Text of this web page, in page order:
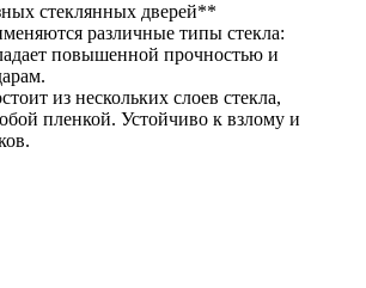
стеклянных дверей**
различные типы стекла:
повышенной прочностью и
из нескольких слоев стекла,
пленкой. Устойчиво к взлому и